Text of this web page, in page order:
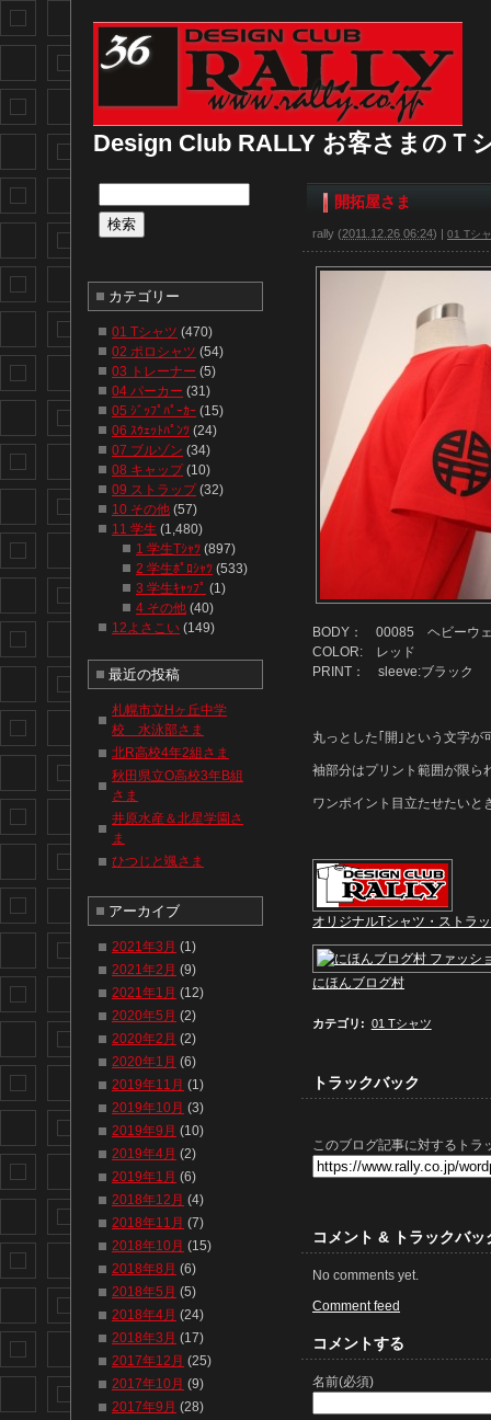
Design Club RALLY お客さまのＴ
開拓屋さま
rally (2011.12.26 06:24) | 01 Tシ
BODY： 00085 ヘビーウ
COLOR: レッド
PRINT： sleeve:ブラック
丸っとした｢開｣という文字が
袖部分はプリント範囲が限ら
ワンポイント目立たせたいと
オリジナルTシャツ・ストラ
にほんブログ村
カテゴリ : 01 Tシャツ
トラックバック
このブログ記事に対するトラ
コメント & トラックバッ
No comments yet.
Comment feed
コメントする
名前(必須)
カテゴリー
01 Tシャツ (470)
02 ポロシャツ (54)
03 トレーナー (5)
04 パーカー (31)
05 ｼﾞｯﾌﾟﾊﾟｰｶｰ (15)
06 ｽｳｪｯﾄﾊﾟﾝﾂ (24)
07 ブルゾン (34)
08 キャップ(10)
09 ストラップ(32)
10 その他 (57)
11 学生 (1,480)
1 学生Tｼｬﾂ (897)
2 学生ﾎﾟﾛｼｬﾂ (533)
3 学生ｷｬｯﾌﾟ (1)
4 その他 (40)
12よさこい (149)
最近の投稿
札幌市立Hヶ丘中学
校 水泳部さま
北R高校4年2組さま
秋田県立O高校3年B組
さま
井原水産＆北星学園さ
ま
ひつじと颯さま
アーカイブ
2021年3月 (1)
2021年2月 (9)
2021年1月 (12)
2020年5月 (2)
2020年2月 (2)
2020年1月 (6)
2019年11月 (1)
2019年10月 (3)
2019年9月 (10)
2019年4月 (2)
2019年1月 (6)
2018年12月 (4)
2018年11月 (7)
2018年10月 (15)
2018年8月 (6)
2018年5月 (5)
2018年4月 (24)
2018年3月 (17)
2017年12月 (25)
2017年10月 (9)
2017年9月 (28)